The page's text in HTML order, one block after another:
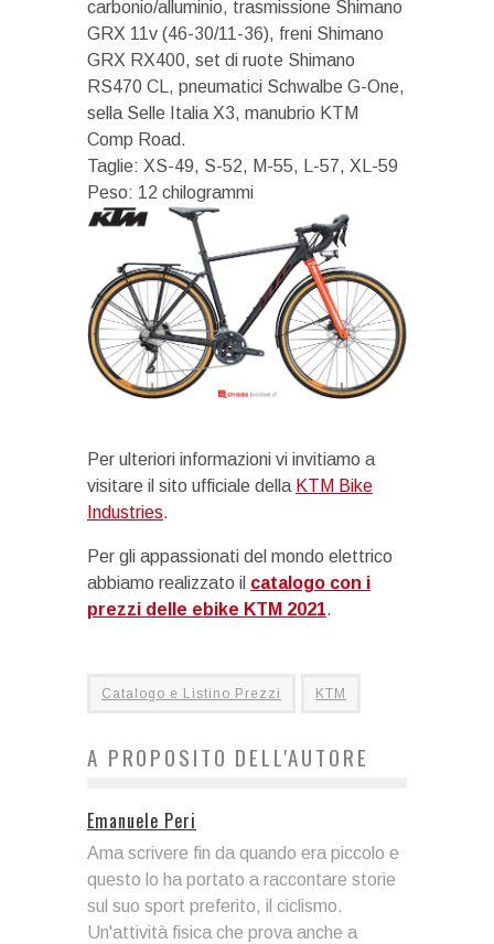
carbonio/alluminio, trasmissione Shimano
GRX 11v (46-30/11-36), freni Shimano
GRX RX400, set di ruote Shimano
RS470 CL, pneumatici Schwalbe G-One,
sella Selle Italia X3, manubrio KTM
Comp Road.
Taglie: XS-49, S-52, M-55, L-57, XL-59
Peso: 12 chilogrammi
Per ulteriori informazioni vi invitiamo a
visitare il sito ufficiale della KTM Bike
Industries.
Per gli appassionati del mondo elettrico
abbiamo realizzato il catalogo con i
prezzi delle ebike KTM 2021.
Catalogo e Listino Prezzi KTM
A PROPOSITO DELL'AUTORE
Emanuele Peri
Ama scrivere fin da quando era piccolo e
questo lo ha portato a raccontare storie
sul suo sport preferito, il ciclismo.
Un'attività fisica che prova anche a